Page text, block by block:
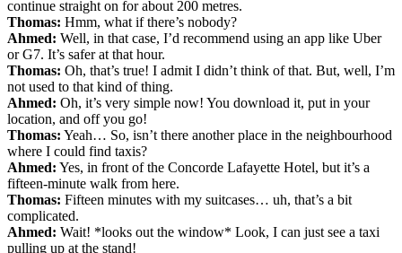
continue straight on for about 200 metres.
Thomas: Hmm, what if there’s nobody?
Ahmed: Well, in that case, I’d recommend using an app like Uber
or G7. It’s safer at that hour.
Thomas: Oh, that’s true! I admit I didn’t think of that. But, well, I’m
not used to that kind of thing.
Ahmed: Oh, it’s very simple now! You download it, put in your
location, and off you go!
Thomas: Yeah… So, isn’t there another place in the neighbourhood
where I could find taxis?
Ahmed: Yes, in front of the Concorde Lafayette Hotel, but it’s a
fifteen-minute walk from here.
Thomas: Fifteen minutes with my suitcases… uh, that’s a bit
complicated.
Ahmed: Wait! *looks out the window* Look, I can just see a taxi
pulling up at the stand!